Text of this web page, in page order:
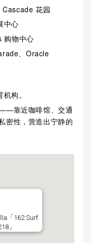
花园
中心
购物中心
、Oracle
构。
靠近咖啡馆、交通
密性，营造出宁静的
「162 Surf
」